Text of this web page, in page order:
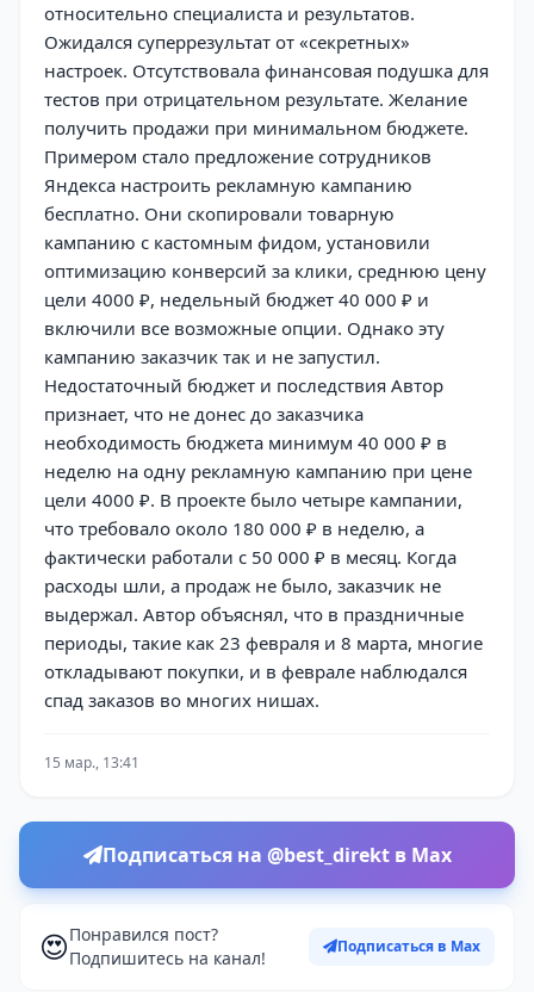
относительно специалиста и результатов.
Ожидался суперрезультат от «секретных»
настроек. Отсутствовала финансовая подушка для
тестов при отрицательном результате. Желание
получить продажи при минимальном бюджете.
Примером стало предложение сотрудников
Яндекса настроить рекламную кампанию
бесплатно. Они скопировали товарную
кампанию с кастомным фидом, установили
оптимизацию конверсий за клики, среднюю цену
цели 4000 ₽, недельный бюджет 40 000 ₽ и
включили все возможные опции. Однако эту
кампанию заказчик так и не запустил.
Недостаточный бюджет и последствия Автор
признает, что не донес до заказчика
необходимость бюджета минимум 40 000 ₽ в
неделю на одну рекламную кампанию при цене
цели 4000 ₽. В проекте было четыре кампании,
что требовало около 180 000 ₽ в неделю, а
фактически работали с 50 000 ₽ в месяц. Когда
расходы шли, а продаж не было, заказчик не
выдержал. Автор объяснял, что в праздничные
периоды, такие как 23 февраля и 8 марта, многие
откладывают покупки, и в феврале наблюдался
спад заказов во многих нишах.
15 мар., 13:41
Подписаться на @best_direkt в Max
😍Понравился пост?
Подпишитесь на канал!
Подписаться в Max